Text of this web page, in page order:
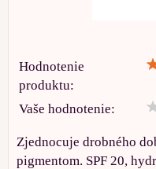
Hodnotenie
produktu:
Vaše hodnotenie:
Zjednocuje drobného
pigmentom. SPF 20,